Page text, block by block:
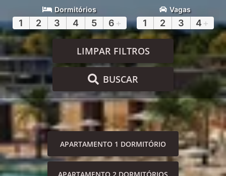
Dormitórios
1 2 3 4 5 6 +
Vagas
1 2 3 4 +
LIMPAR FILTROS
BUSCAR
APARTAMENTO 1 DORMITÓRIO
APARTAMENTO 2 DORMITÓRIOS